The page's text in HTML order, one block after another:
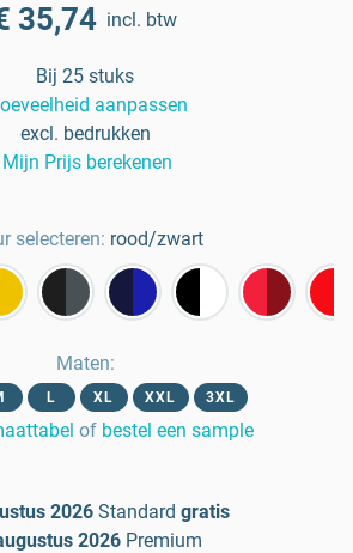
35,74 incl. btw
Bij 25 stuks
aanpassen
excl. bedrukken
Mijn Prijs berekenen
selecteren: rood/zwart
Maten:
L XL XXL 3XL
of bestel een sample
2026 Standard gratis
2026 Premium